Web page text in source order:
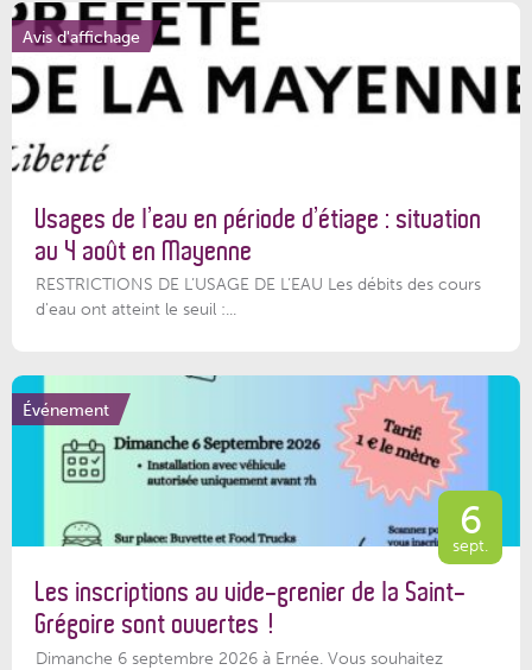
Avis d'affichage
Usages de l’eau en période d’étiage : situation
au 4 août en Mayenne
RESTRICTIONS DE L’USAGE DE L’EAU Les débits des cours
d'eau ont atteint le seuil :...
Événement
6
sept.
Les inscriptions au vide-grenier de la Saint-
Grégoire sont ouvertes !
Dimanche 6 septembre 2026 à Ernée. Vous souhaitez